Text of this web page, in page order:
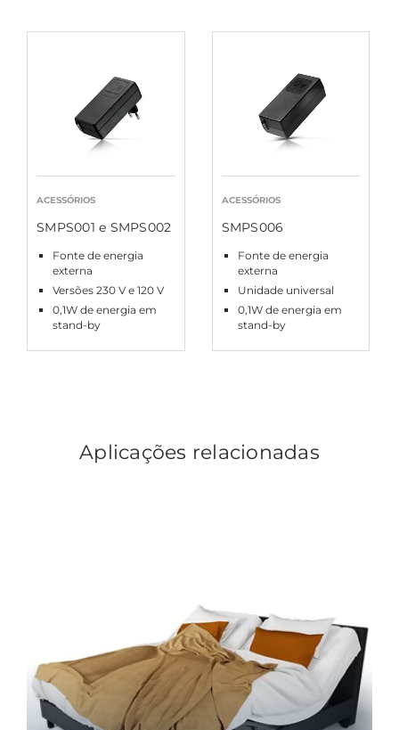
ACESSÓRIOS
SMPS001 e SMPS002
Fonte de energia
externa
Versões 230 V e 120 V
0,1W de energia em
stand-by
ACESSÓRIOS
SMPS006
Fonte de energia
externa
Unidade universal
0,1W de energia em
stand-by
Aplicações relacionadas